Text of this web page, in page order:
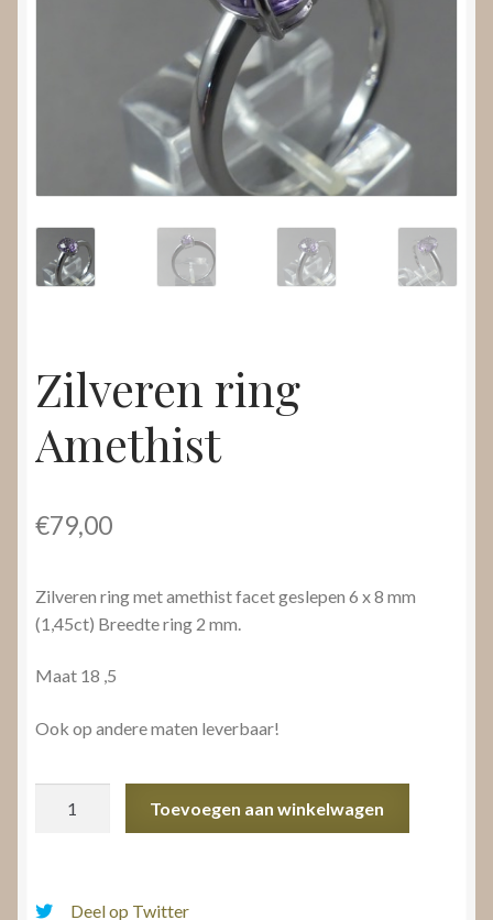
Submenu
uitvouwen
Zilveren ring
Amethist
€79,00
Zilveren ring met amethist facet geslepen 6 x 8 mm
(1,45ct) Breedte ring 2 mm.
Maat 18 ,5
Ook op andere maten leverbaar!
Toevoegen aan winkelwagen
Deel op Twitter